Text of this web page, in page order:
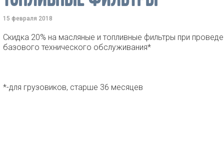
15 февраля 2018
Скидка 20% на масляные и топливные фильтры при
базового технического обслуживания*
*-для грузовиков, старше 36 месяцев